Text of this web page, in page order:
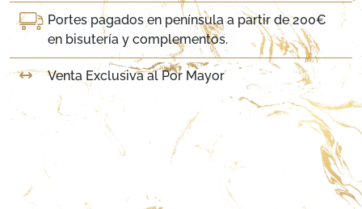
Portes pagados en península a partir de 200€
en bisutería y complementos.
Venta Exclusiva al Por Mayor